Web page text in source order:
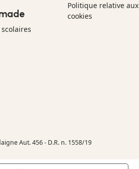
Politique relative aux
cookies
Aut. 456 - D.R. n. 1558/19